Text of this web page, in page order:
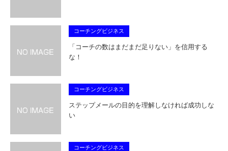
コーチングビジネス
「コーチの数はまだまだ足りない」を信用する
な！
コーチングビジネス
ステップメールの目的を理解しなければ成功しな
い
コーチングビジネス